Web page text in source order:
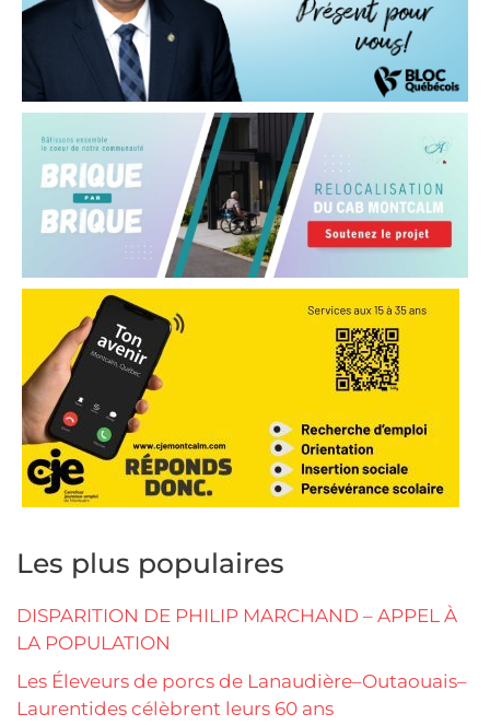
Les plus populaires
DISPARITION DE PHILIP MARCHAND – APPEL À
LA POPULATION
Les Éleveurs de porcs de Lanaudière–Outaouais–
Laurentides célèbrent leurs 60 ans